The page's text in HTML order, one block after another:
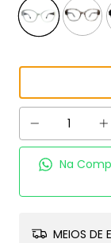
Na
MEIOS DE